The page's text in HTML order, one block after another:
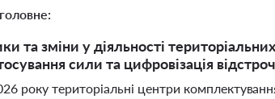
та зміни у діяльності
сили та цифровізація
року територіальні центри